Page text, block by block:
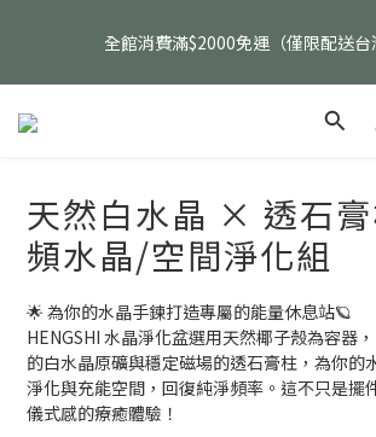
品除外）
全館消費滿$2000免運（僅限配送台
父親節活動｜指定品項任選兩件88折（礦標｜
天然白水晶 × 透石
頻水晶/空間淨化組
🌟 為你的水晶手鍊打造專屬的能量休息站🪐
HENGSHI 水晶淨化盆選用天然椰子殼為容器
的白水晶原礦與穩定磁場的透石膏柱，為你的
淨化與充能空間，回復純淨頻率。這不只是擺
儀式感的療癒體驗！